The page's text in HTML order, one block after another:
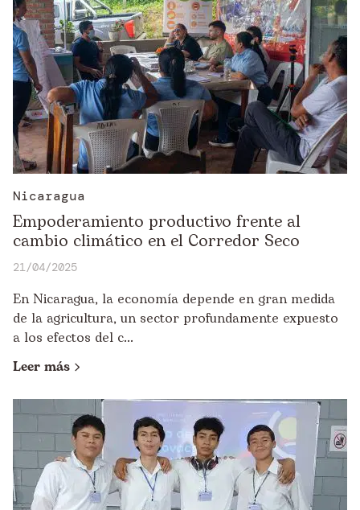
Nicaragua
Empoderamiento productivo frente al
cambio climático en el Corredor Seco
21/04/2025
En Nicaragua, la economía depende en gran medida
de la agricultura, un sector profundamente expuesto
a los efectos del c...
Leer más